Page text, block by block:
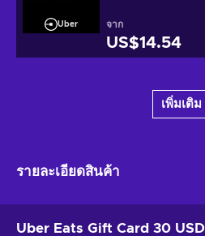
Uber จาก
US$14.54
เพิ่มเติม
รายละเอียดสินค้า
Uber Eats Gift Card 30 USD